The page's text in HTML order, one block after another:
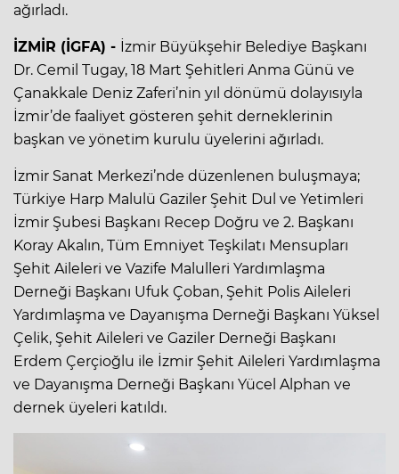
ağırladı.
İZMİR (İGFA) - İzmir Büyükşehir Belediye Başkanı
Dr. Cemil Tugay, 18 Mart Şehitleri Anma Günü ve
Çanakkale Deniz Zaferi’nin yıl dönümü dolayısıyla
İzmir’de faaliyet gösteren şehit derneklerinin
başkan ve yönetim kurulu üyelerini ağırladı.
İzmir Sanat Merkezi’nde düzenlenen buluşmaya;
Türkiye Harp Malulü Gaziler Şehit Dul ve Yetimleri
İzmir Şubesi Başkanı Recep Doğru ve 2. Başkanı
Koray Akalın, Tüm Emniyet Teşkilatı Mensupları
Şehit Aileleri ve Vazife Malulleri Yardımlaşma
Derneği Başkanı Ufuk Çoban, Şehit Polis Aileleri
Yardımlaşma ve Dayanışma Derneği Başkanı Yüksel
Çelik, Şehit Aileleri ve Gaziler Derneği Başkanı
Erdem Çerçioğlu ile İzmir Şehit Aileleri Yardımlaşma
ve Dayanışma Derneği Başkanı Yücel Alphan ve
dernek üyeleri katıldı.